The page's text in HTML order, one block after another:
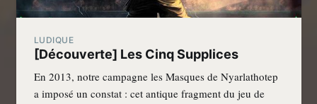
LUDIQUE
[Découverte] Les Cinq Supplices
En 2013, notre campagne les Masques de Nyarlathotep
a imposé un constat : cet antique fragment du jeu de